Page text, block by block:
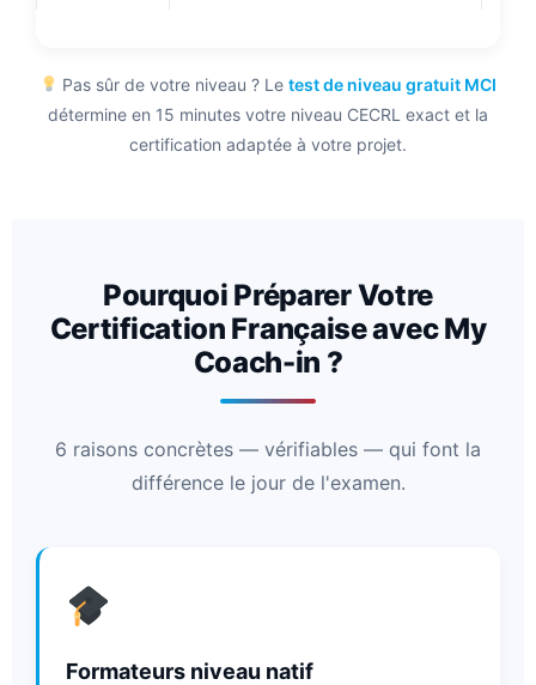
Pas sûr de votre niveau ? Letest de niveau gratuit MCI
détermine en 15 minutes votre niveau CECRL exact et la
certification adaptée à votre projet.
Pourquoi Préparer Votre
Certification Française avec My
Coach-in ?
6 raisons concrètes — vérifiables — qui font la
différence le jour de l'examen.
Formateurs niveau natif